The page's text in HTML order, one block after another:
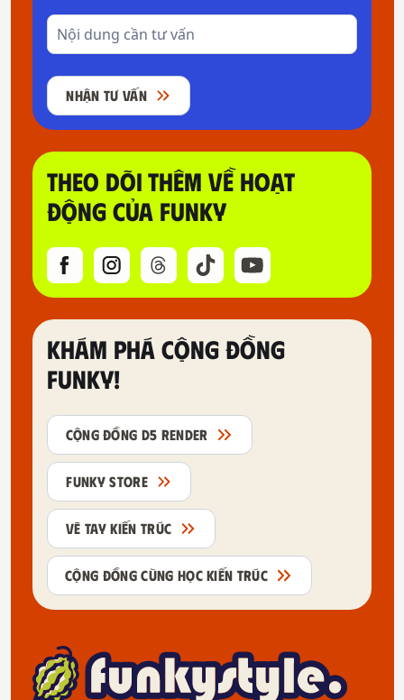
NHẬN TƯ VẤN
THEO DÕI THÊM VỀ HOẠT
ĐỘNG CỦA FUNKY
KHÁM PHÁ CỘNG ĐỒNG
FUNKY!
CỘNG ĐỒNG D5 RENDER
FUNKY STORE
VẼ TAY KIẾN TRÚC
CỘNG ĐỒNG CÙNG HỌC KIẾN TRÚC